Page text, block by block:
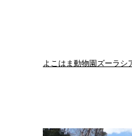
よこはま動物園ズーラシ